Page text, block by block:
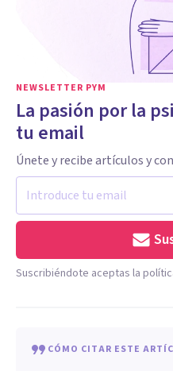
NEWSLETTER PYM
La pasión por la
tu email
Únete y recibe artículos y
Suscribiéndote aceptas la
CÓMO CITAR ESTE